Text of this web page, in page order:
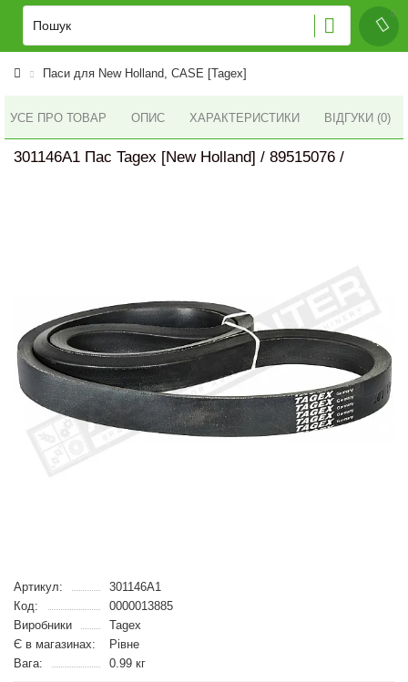
Паси для New Holland, CASE [Tagex]
УСЕ ПРО ТОВАР ОПИС ХАРАКТЕРИСТИКИ ВІДГУКИ (0)
301146A1 Пас Tagex [New Holland] / 89515076 /
Артикул:
301146A1
Код:
0000013885
Виробники
Tagex
Є в магазинах:
Рівне
Вага:
0.99 кг